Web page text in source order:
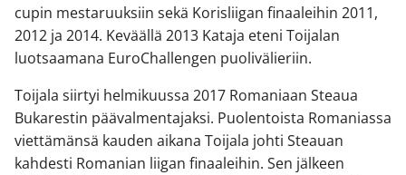
cupin mestaruuksiin sekä Korisliigan finaaleihin 2011,
2012 ja 2014. Keväällä 2013 Kataja eteni Toijalan
luotsaamana EuroChallengen puolivälieriin.
Toijala siirtyi helmikuussa 2017 Romaniaan Steaua
Bukarestin päävalmentajaksi. Puolentoista Romaniassa
viettämänsä kauden aikana Toijala johti Steauan
kahdesti Romanian liigan finaaleihin. Sen jälkeen